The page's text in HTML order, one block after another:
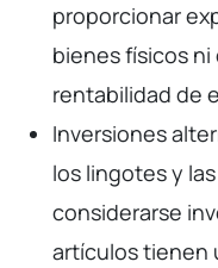
proporcionar
bienes físicos
rentabilidad de
Inversiones
los lingotes y
considerarse
artículos tienen